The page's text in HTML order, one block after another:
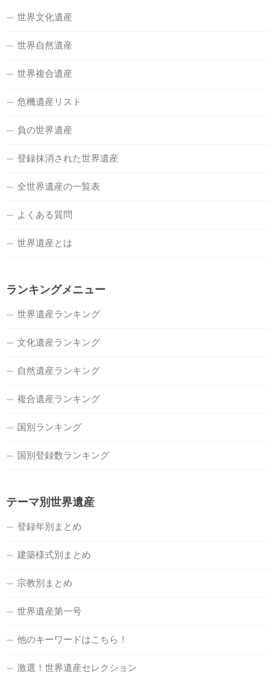
世界文化遺産
世界自然遺産
世界複合遺産
危機遺産リスト
負の世界遺産
登録抹消された世界遺産
全世界遺産の一覧表
よくある質問
世界遺産とは
ランキングメニュー
世界遺産ランキング
文化遺産ランキング
自然遺産ランキング
複合遺産ランキング
国別ランキング
国別登録数ランキング
テーマ別世界遺産
登録年別まとめ
建築様式別まとめ
宗教別まとめ
世界遺産第一号
他のキーワードはこちら！
激選！世界遺産セレクション